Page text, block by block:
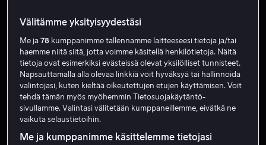
Robyn Nevin
Välitämme yksityisyydestäsi
Me ja78 kumppanimme tallennamme laitteeseesi tietoja ja/tai
haemme niitä siitä, jotta voimme käsitellä henkilötietoja. Näitä
tietoja ovat esimerkiksi evästeissä olevat yksilölliset tunnisteet.
Napsauttamalla alla olevaa linkkiä voit hyväksyä tai hallinnoida
valintojasi, kuten kieltää oikeutettujen etujen käyttämisen. Voit
tehdä tämän myös myöhemmin Tietosuojakäytäntö-
sivullamme. Valintasi välitetään kumppaneillemme, eivätkä ne
vaikuta selaustietoihin.
Me ja kumppanimme käsittelemme tietojasi